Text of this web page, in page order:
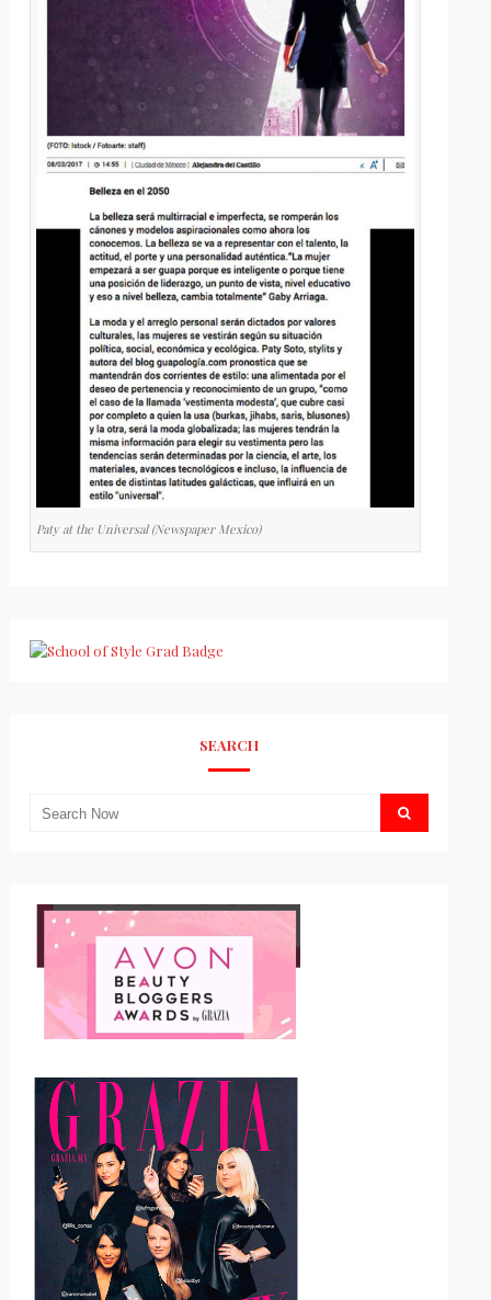
Paty at the Universal (Newspaper Mexico)
SEARCH